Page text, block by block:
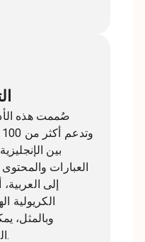
صُممت هذه
بين
العبارات
إلى العربية،
الكريولية
وبالمثل،
النصوص إلى الإنجليزية بدقة.